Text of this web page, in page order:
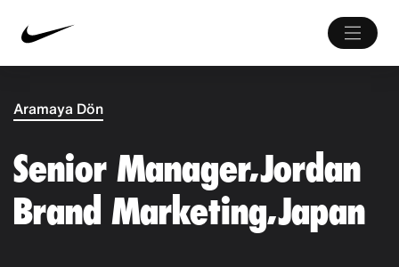
Aramaya Dön
Senior Manager, Jordan
Brand Marketing, Japan